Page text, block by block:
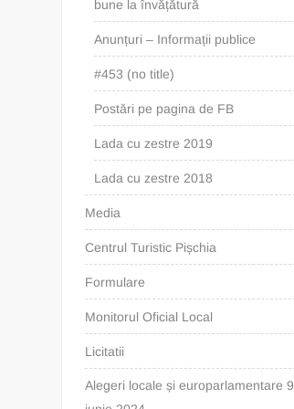
bune la învățătură
Anunțuri – Informații publice
#453 (no title)
Postări pe pagina de FB
Lada cu zestre 2019
Lada cu zestre 2018
Media
Centrul Turistic Pișchia
Formulare
Monitorul Oficial Local
Licitatii
Alegeri locale și europarlamentare 9